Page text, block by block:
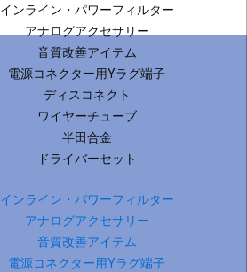
インライン・パワーフィルター
アナログアクセサリー
音質改善アイテム
電源コネクター用Yラグ端子
ディスコネクト
ワイヤーチューブ
半田合金
ドライバーセット
インライン・パワーフィルター
アナログアクセサリー
音質改善アイテム
電源コネクター用Yラグ端子